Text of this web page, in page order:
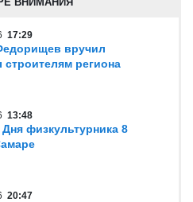
17:29
вручил
строителям региона
13:48
физкультурника 8
20:47